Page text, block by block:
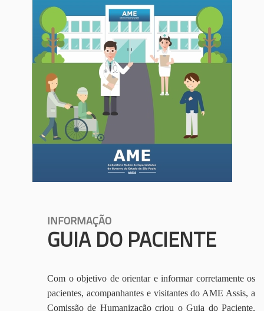
INFORMAÇÃO
GUIA DO PACIENTE
Com o objetivo de orientar e informar corretamente os
pacientes, acompanhantes e visitantes do AME Assis, a
Comissão de Humanização criou o Guia do Paciente,